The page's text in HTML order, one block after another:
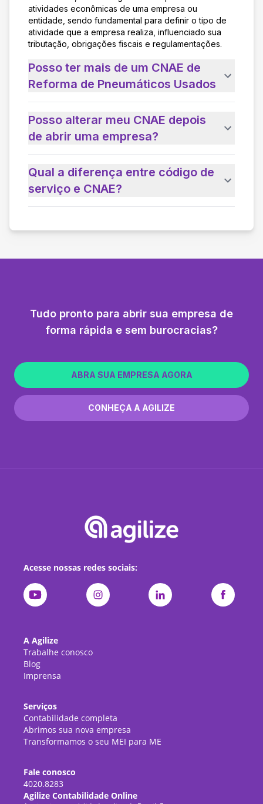
atividades econômicas de uma empresa ou
entidade, sendo fundamental para definir o tipo de
atividade que a empresa realiza, influenciado sua
tributação, obrigações fiscais e regulamentações.
Posso ter mais de um CNAE de
Reforma de Pneumáticos Usados
Posso alterar meu CNAE depois
de abrir uma empresa?
Qual a diferença entre código de
serviço e CNAE?
Tudo pronto para abrir sua empresa de
forma rápida e sem burocracias?
ABRA SUA EMPRESA AGORA
CONHEÇA A AGILIZE
Acesse nossas redes sociais:
A Agilize
Trabalhe conosco
Blog
Imprensa
Serviços
Contabilidade completa
Abrimos sua nova empresa
Transformamos o seu MEI para ME
Fale conosco
4020.8283
Agilize Contabilidade Online